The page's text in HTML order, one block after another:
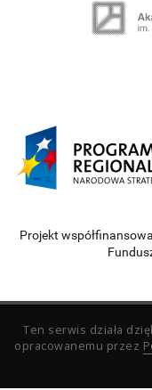
Projekt
Ten serwis działa
opracowanemu przez